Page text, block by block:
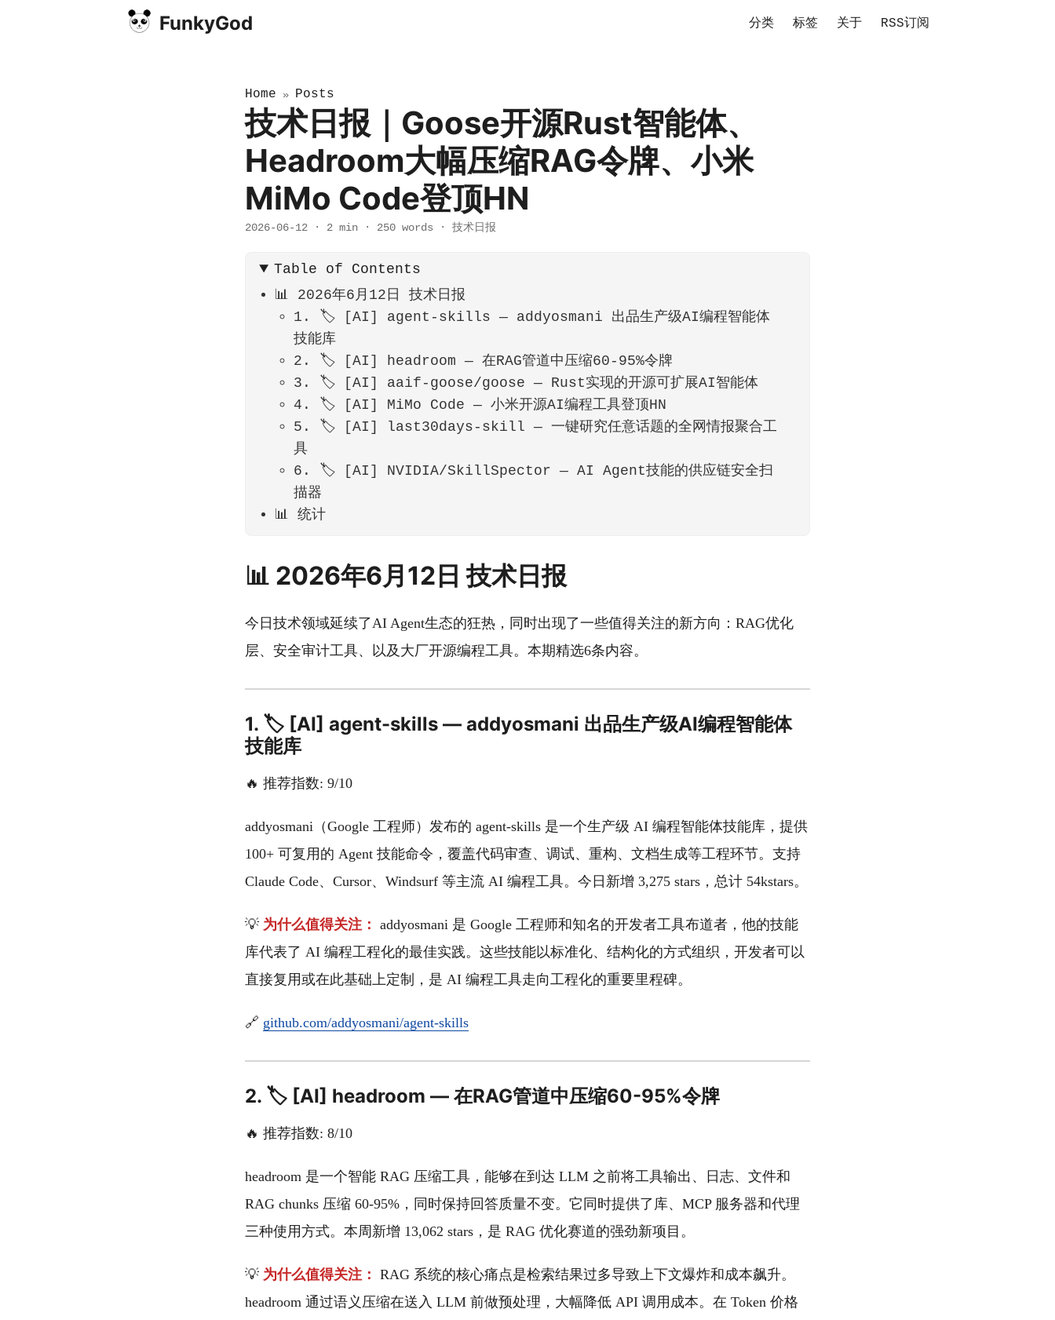
FunkyGod 分类 标签 关于 RSS订阅
Home » Posts
技术日报｜Goose开源Rust智能体、
Headroom大幅压缩RAG令牌、小米
MiMo Code登顶HN
2026-06-12 · 2 min · 250 words · 技术日报
Table of Contents
📊 2026年6月12日 技术日报
1. 🏷️ [AI] agent-skills — addyosmani 出品生产级AI编程智能体
技能库
2. 🏷️ [AI] headroom — 在RAG管道中压缩60-95%令牌
3. 🏷️ [AI] aaif-goose/goose — Rust实现的开源可扩展AI智能体
4. 🏷️ [AI] MiMo Code — 小米开源AI编程工具登顶HN
5. 🏷️ [AI] last30days-skill — 一键研究任意话题的全网情报聚合工
具
6. 🏷️ [AI] NVIDIA/SkillSpector — AI Agent技能的供应链安全扫
描器
📊 统计
📊 2026年6月12日 技术日报
今日技术领域延续了AI Agent生态的狂热，同时出现了一些值得关注的新方向：RAG优化
层、安全审计工具、以及大厂开源编程工具。本期精选6条内容。
1. 🏷️ [AI] agent-skills — addyosmani 出品生产级AI编程智能体
技能库
🔥 推荐指数: 9/10
addyosmani（Google 工程师）发布的 agent-skills 是一个生产级 AI 编程智能体技能库，提供
100+ 可复用的 Agent 技能命令，覆盖代码审查、调试、重构、文档生成等工程环节。支持
Claude Code、Cursor、Windsurf 等主流 AI 编程工具。今日新增 3,275 stars，总计 54kstars。
💡 为什么值得关注： addyosmani 是 Google 工程师和知名的开发者工具布道者，他的技能
库代表了 AI 编程工程化的最佳实践。这些技能以标准化、结构化的方式组织，开发者可以
直接复用或在此基础上定制，是 AI 编程工具走向工程化的重要里程碑。
🔗 github.com/addyosmani/agent-skills
2. 🏷️ [AI] headroom — 在RAG管道中压缩60-95%令牌
🔥 推荐指数: 8/10
headroom 是一个智能 RAG 压缩工具，能够在到达 LLM 之前将工具输出、日志、文件和
RAG chunks 压缩 60-95%，同时保持回答质量不变。它同时提供了库、MCP 服务器和代理
三种使用方式。本周新增 13,062 stars，是 RAG 优化赛道的强劲新项目。
💡 为什么值得关注： RAG 系统的核心痛点是检索结果过多导致上下文爆炸和成本飙升。
headroom 通过语义压缩在送入 LLM 前做预处理，大幅降低 API 调用成本。在 Token 价格